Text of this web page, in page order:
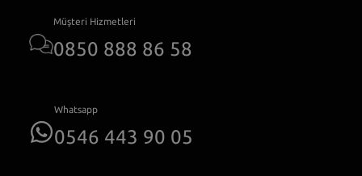
Müşteri Hizmetleri
0850 888 86 58
Whatsapp
0546 443 90 05